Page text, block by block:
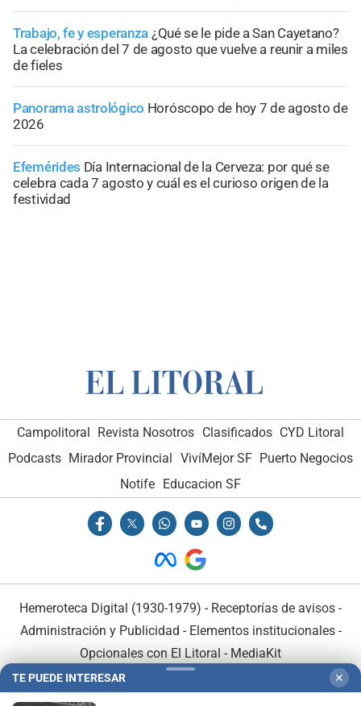
Trabajo, fe y esperanza ¿Qué se le pide a San Cayetano?
La celebración del 7 de agosto que vuelve a reunir a miles
de fieles
Panorama astrológico Horóscopo de hoy 7 de agosto de
2026
Efemérides Día Internacional de la Cerveza: por qué se
celebra cada 7 agosto y cuál es el curioso origen de la
festividad
Campolitoral Revista Nosotros Clasificados CYD Litoral
Podcasts Mirador Provincial VivíMejor SF Puerto Negocios
Notife
Educacion SF
Hemeroteca Digital (1930-1979) - Receptorías de avisos -
Administración y Publicidad - Elementos institucionales-
Opcionales con El Litoral - MediaKit
TE PUEDE INTERESAR ✕